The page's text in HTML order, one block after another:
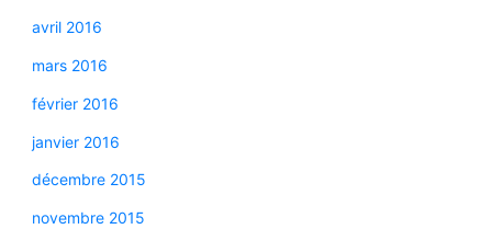
avril 2016
mars 2016
février 2016
janvier 2016
décembre 2015
novembre 2015